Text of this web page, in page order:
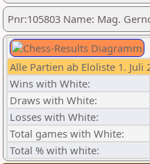
Pnr:105803 Name: Mag.
Alle Partien ab Eloliste 1. Juli
Wins with White:
Draws with White:
Losses with White:
Total games with White:
Total % with white: